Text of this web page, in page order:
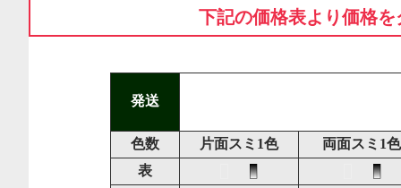
下記の価格表より価格
発送
色数 片面スミ1色
両面スミ1色
表